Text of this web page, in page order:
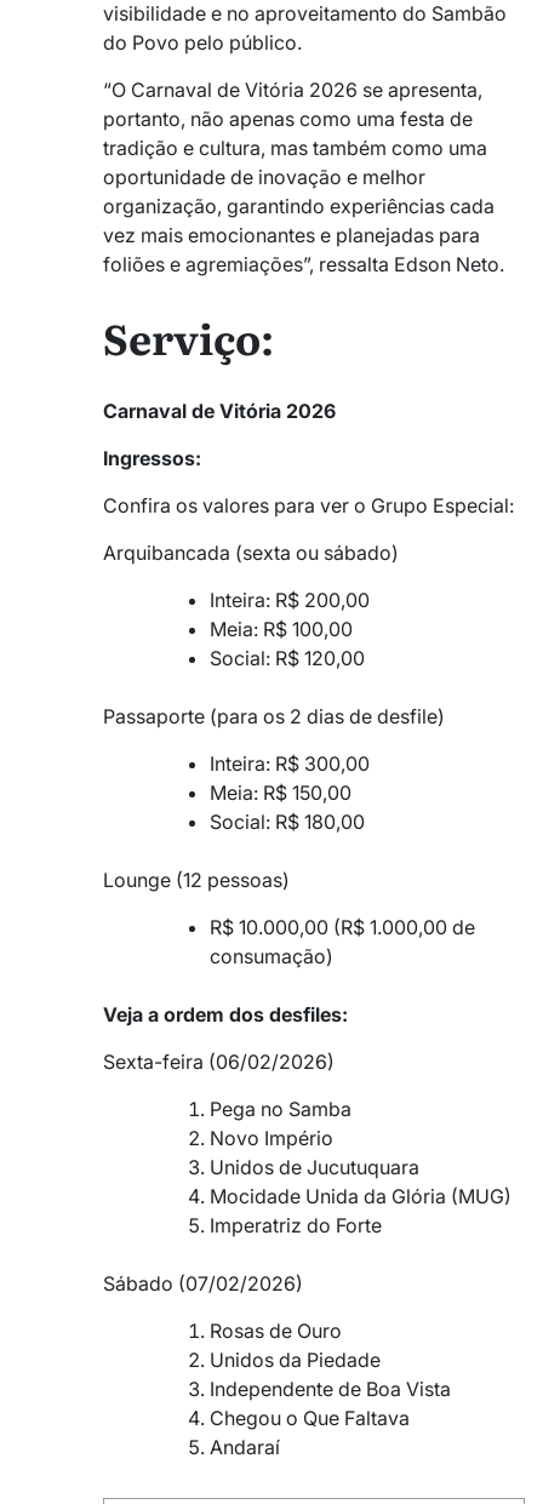
visibilidade e no aproveitamento do Sambão
do Povo pelo público.
“O Carnaval de Vitória 2026 se apresenta,
portanto, não apenas como uma festa de
tradição e cultura, mas também como uma
oportunidade de inovação e melhor
organização, garantindo experiências cada
vez mais emocionantes e planejadas para
foliões e agremiações”, ressalta Edson Neto.
Serviço:
Carnaval de Vitória 2026
Ingressos:
Confira os valores para ver o Grupo Especial:
Arquibancada (sexta ou sábado)
Inteira: R$ 200,00
Meia: R$ 100,00
Social: R$ 120,00
Passaporte (para os 2 dias de desfile)
Inteira: R$ 300,00
Meia: R$ 150,00
Social: R$ 180,00
Lounge (12 pessoas)
R$ 10.000,00 (R$ 1.000,00 de
consumação)
Veja a ordem dos desfiles:
Sexta-feira (06/02/2026)
Pega no Samba
Novo Império
Unidos de Jucutuquara
Mocidade Unida da Glória (MUG)
Imperatriz do Forte
Sábado (07/02/2026)
Rosas de Ouro
Unidos da Piedade
Independente de Boa Vista
Chegou o Que Faltava
Andaraí